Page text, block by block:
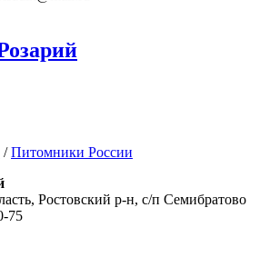
/Питомники России
Ростовский р-н, с/п Семибратово
75